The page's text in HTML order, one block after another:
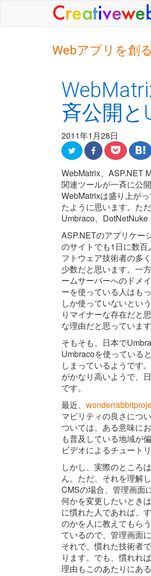
Webアプリを創
斉公開と
2011年1月28日
WebMatrix、ASP.NET
関連ツールが一斉に公
WebMatrixは盛り上が
たように思います。た
Umbraco、DotNetNuke
ASP.NETのアプリケー
のサイトでも1日に数
フトウェア技術者の多
少数だと思います。一
ームサーバーへのドメ
ーを使っている人はも
しか使っていないとい
りマイナーな存在だと
な理由だと思っています
そもそも、日本で
Umbracoを使っている
しまっているようです
がかなり高いようで、
です。
最近、
マビリティの良さにつ
ついては、ある意味に
も普及している地域が
ビデオによるチュート
しかし、実際のところ
ん。ただ、それを理解
CMSの場合、管理画面
何かを変更したいとき
に慣れた人であれば、
のかを人に教えてもら
ているので、管理画面
それで、慣れた技術者
ります。でも、慣れれ
理由もこのあたりにある